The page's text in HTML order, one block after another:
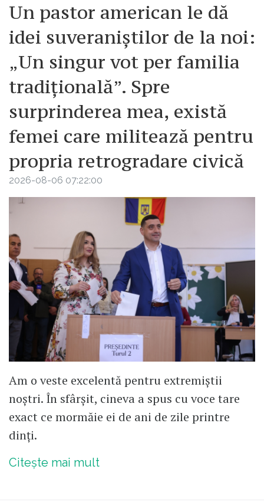
Un pastor american le dă
idei suveraniștilor de la noi:
„Un singur vot per familia
tradițională”. Spre
surprinderea mea, există
femei care militează pentru
propria retrogradare civică
2026-08-06 07:22:00
Am o veste excelentă pentru extremiștii
noștri. În sfârșit, cineva a spus cu voce tare
exact ce mormăie ei de ani de zile printre
dinți.
Citește mai mult